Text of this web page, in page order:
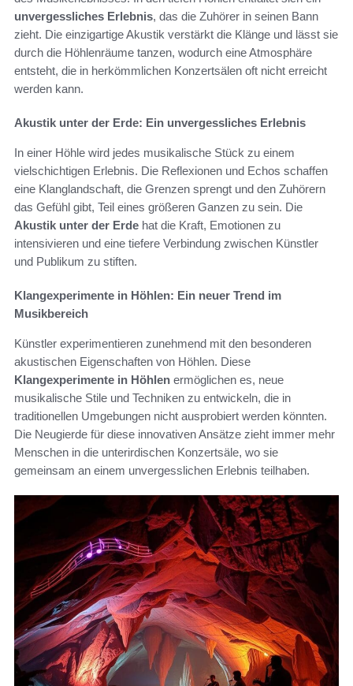
unvergessliches Erlebnis, das die Zuhörer in seinen Bann
zieht. Die einzigartige Akustik verstärkt die Klänge und lässt sie
durch die Höhlenräume tanzen, wodurch eine Atmosphäre
entsteht, die in herkömmlichen Konzertsälen oft nicht erreicht
werden kann.
Akustik unter der Erde: Ein unvergessliches Erlebnis
In einer Höhle wird jedes musikalische Stück zu einem
vielschichtigen Erlebnis. Die Reflexionen und Echos schaffen
eine Klanglandschaft, die Grenzen sprengt und den Zuhörern
das Gefühl gibt, Teil eines größeren Ganzen zu sein. Die
Akustik unter der Erde hat die Kraft, Emotionen zu
intensivieren und eine tiefere Verbindung zwischen Künstler
und Publikum zu stiften.
Klangexperimente in Höhlen: Ein neuer Trend im
Musikbereich
Künstler experimentieren zunehmend mit den besonderen
akustischen Eigenschaften von Höhlen. Diese
Klangexperimente in Höhlen ermöglichen es, neue
musikalische Stile und Techniken zu entwickeln, die in
traditionellen Umgebungen nicht ausprobiert werden könnten.
Die Neugierde für diese innovativen Ansätze zieht immer mehr
Menschen in die unterirdischen Konzertsäle, wo sie
gemeinsam an einem unvergesslichen Erlebnis teilhaben.